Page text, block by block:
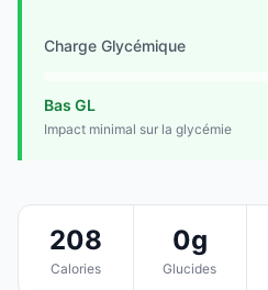
Charge Glycémique
Bas GL
Impact minimal sur la glycémie
208
Calories
0g
Glucides